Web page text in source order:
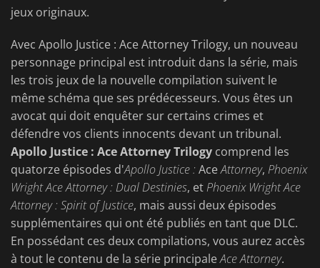
jeux originaux.
Avec Apollo Justice : Ace Attorney Trilogy, un nouveau
personnage principal est introduit dans la série, mais
les trois jeux de la nouvelle compilation suivent le
même schéma que ses prédécesseurs. Vous êtes un
avocat qui doit enquêter sur certains crimes et
défendre vos clients innocents devant un tribunal.
Apollo Justice : Ace Attorney Trilogy comprend les
quatorze épisodes d'Apollo Justice : AceAttorney, Phoenix
Wright Ace Attorney : Dual Destinies, etPhoenix Wright Ace
Attorney : Spirit of Justice, mais aussi deux épisodes
supplémentaires qui ont été publiés en tant que DLC.
En possédant ces deux compilations, vous aurez accès
à tout le contenu de la série principaleAce Attorney.